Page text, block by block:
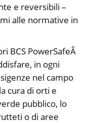
e reversibili –
alle normative in
BCS PowerSafeÂ
in ogni
nel campo
cura di orti e
pubblico, lo
o di aree